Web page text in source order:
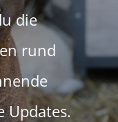
die
rund
Updates.